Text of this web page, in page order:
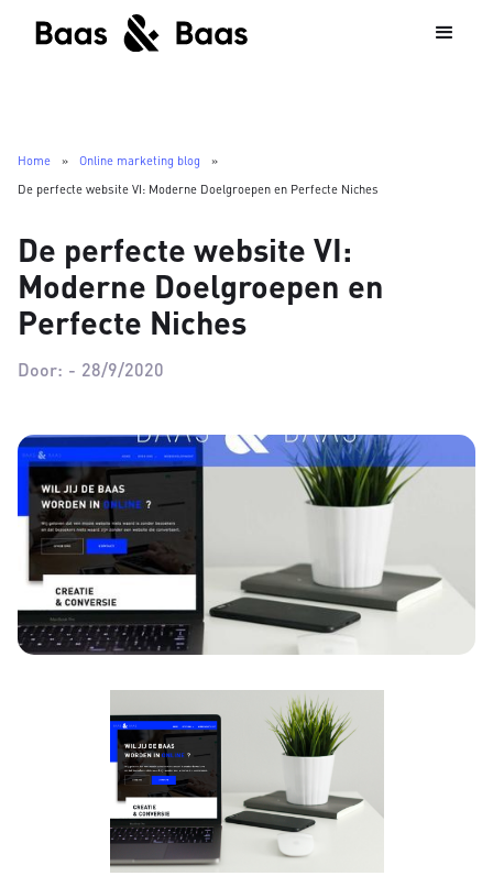
Home » Online marketing blog
»
De perfecte website VI: Moderne Doelgroepen en Perfecte Niches
De perfecte website VI:
Moderne Doelgroepen en
Perfecte Niches
Door: - 28/9/2020